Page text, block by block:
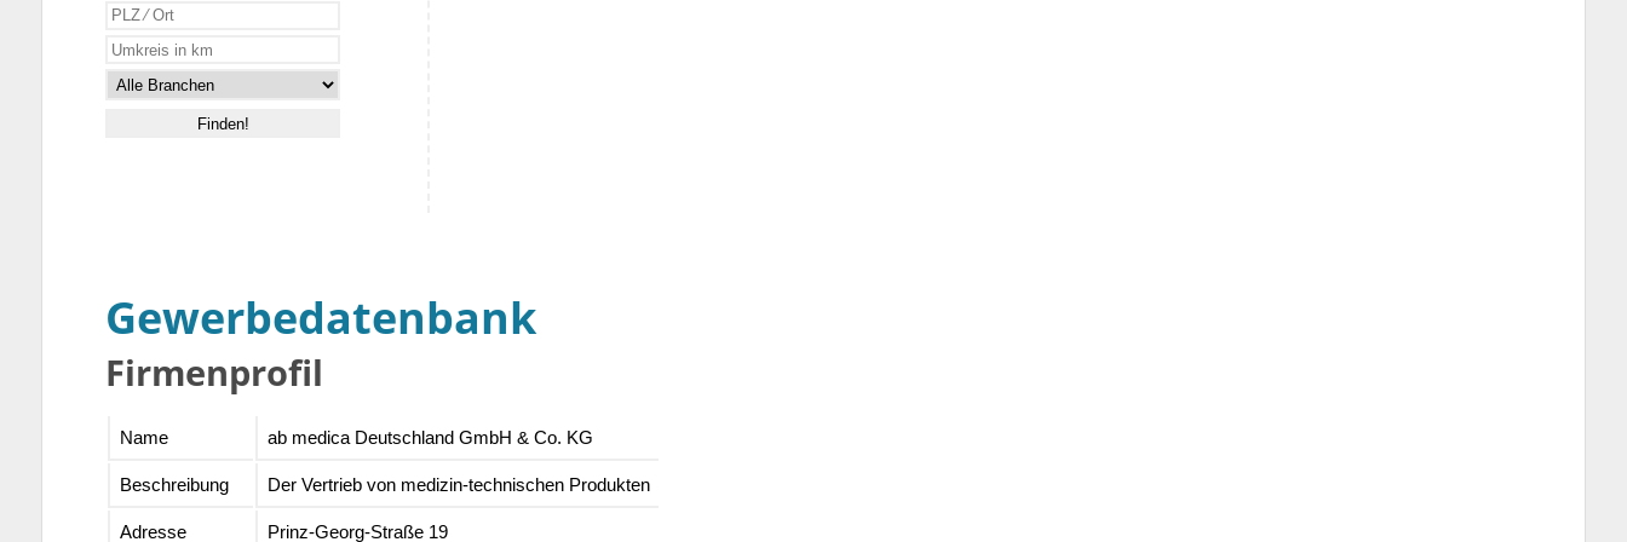
Gewerbedatenbank
Firmenprofil
Name ab medica Deutschland GmbH & Co. KG
Beschreibung Der Vertrieb von medizin-technischen Produkten
Adresse Prinz-Georg-Straße 19